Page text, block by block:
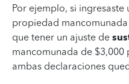
Por ejemplo, si ingresaste
propiedad
que tener un ajuste de
mancomunada de $3,000
ambas declaraciones